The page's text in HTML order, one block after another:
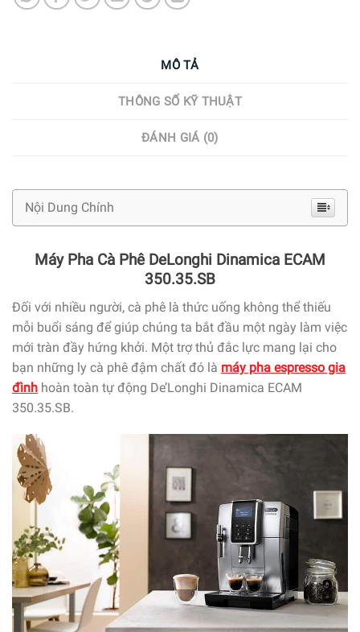
MÔ TẢ
THÔNG SỐ KỸ THUẬT
ĐÁNH GIÁ (0)
Nội Dung Chính
Máy Pha Cà Phê DeLonghi Dinamica ECAM
350.35.SB
Đối với nhiều người, cà phê là thức uống không thể thiếu
mỗi buổi sáng để giúp chúng ta bắt đầu một ngày làm việc
mới tràn đầy hứng khởi. Một trợ thủ đắc lực mang lại cho
bạn những ly cà phê đậm chất đó là máy pha espresso gia
đình hoàn toàn tự động De’Longhi Dinamica ECAM
350.35.SB.